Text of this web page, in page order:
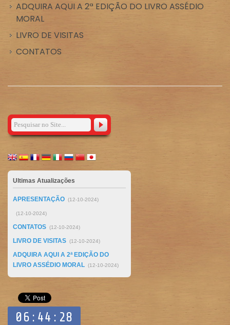
ADQUIRA AQUI A 2ª EDIÇÃO DO LIVRO ASSÉDIO
MORAL
LIVRO DE VISITAS
CONTATOS
Ultimas Atualizações
APRESENTAÇÃO (12-10-2024)
(12-10-2024)
CONTATOS (12-10-2024)
LIVRO DE VISITAS (12-10-2024)
ADQUIRA AQUI A 2ª EDIÇÃO DO
LIVRO ASSÉDIO MORAL (12-10-2024)